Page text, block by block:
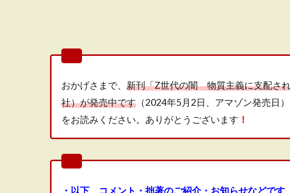
おかげさまで、 新刊「Z世代の闇 物質主義に支配さ
社）が発売中です （2024年5月2日、アマゾン発売日
をお読みください。ありがとうございます ！
・以下、コメント・拙著のご紹介・お知らせなどです